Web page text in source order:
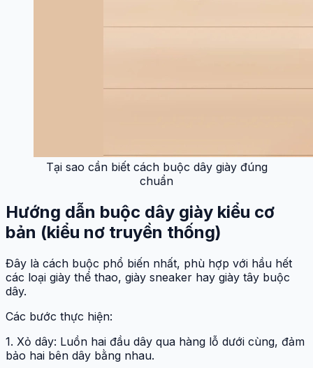
Tại sao cần biết cách buộc dây giày đúng
chuẩn
Hướng dẫn buộc dây giày kiểu cơ
bản (kiểu nơ truyền thống)
Đây là cách buộc phổ biến nhất, phù hợp với hầu hết
các loại giày thể thao, giày sneaker hay giày tây buộc
dây.
Các bước thực hiện:
1. Xỏ dây: Luồn hai đầu dây qua hàng lỗ dưới cùng, đảm
bảo hai bên dây bằng nhau.